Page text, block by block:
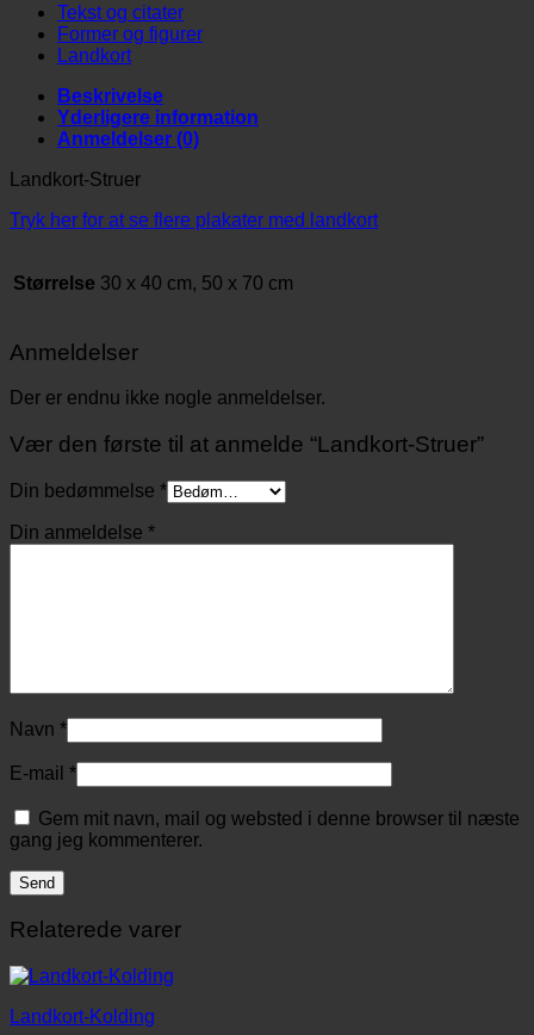
Tekst og citater
Former og figurer
Landkort
Beskrivelse
Yderligere information
Anmeldelser (0)
Landkort-Struer
Tryk her for at se flere plakater med landkort
Størrelse 30 x 40 cm, 50 x 70 cm
Anmeldelser
Der er endnu ikke nogle anmeldelser.
Vær den første til at anmelde “Landkort-Struer”
Din bedømmelse *
Din anmeldelse *
Navn *
E-mail *
Gem mit navn, mail og websted i denne browser til næste
gang jeg kommenterer.
Relaterede varer
Landkort-Kolding